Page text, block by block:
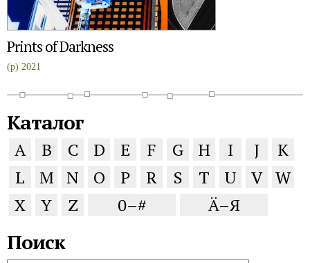
Prints of Darkness
(p) 2021
Каталог
A B C D E F G H I J
K
L
M N O P R S T U V W
X
Y Z 0–# Ä–Я
Поиск